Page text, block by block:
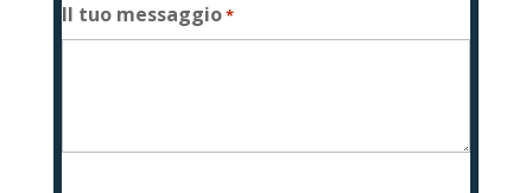
Il tuo messaggio*